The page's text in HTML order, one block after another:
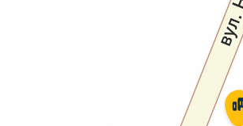
Укрпошта Стандарт/тариф «Базовий»